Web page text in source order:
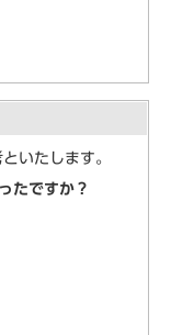
いたします。
たですか？